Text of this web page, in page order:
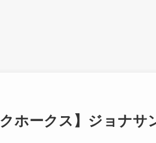
ホークス】ジョナ